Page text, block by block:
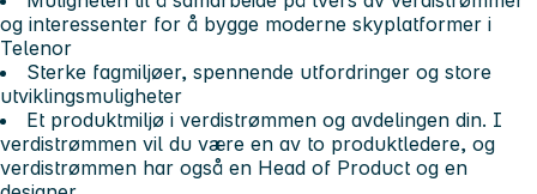
og interessenter for å bygge moderne skyplatformer i
Telenor
Sterke fagmiljøer, spennende utfordringer og store
utviklingsmuligheter
Et produktmiljø i verdistrømmen og avdelingen din. I
verdistrømmen vil du være en av to produktledere, og
verdistrømmen har også en Head of Product og en